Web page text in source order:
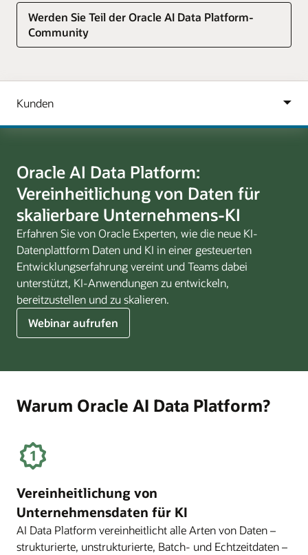
Werden Sie Teil der Oracle AI Data Platform-
Community
Oracle AI Data Platform:
Vereinheitlichung von Daten für
skalierbare Unternehmens-KI
Erfahren Sie von Oracle Experten, wie die neue KI-
Datenplattform Daten und KI in einer gesteuerten
Entwicklungserfahrung vereint und Teams dabei
unterstützt, KI-Anwendungen zu entwickeln,
bereitzustellen und zu skalieren.
Webinar aufrufen
–
Webinar
Data
Platform
Warum Oracle AI Data Platform?
Vereinheitlichung von
Unternehmensdaten für KI
AI Data Platform vereinheitlicht alle Arten von Daten –
strukturierte, unstrukturierte, Batch- und Echtzeitdaten –